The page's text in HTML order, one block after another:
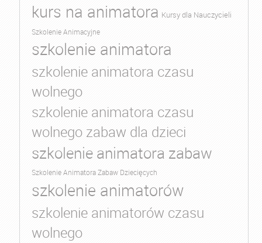
kurs na animatora Kursy dla Nauczycieli
Szkolenie Animacyjne
szkolenie animatora
szkolenie animatora czasu
wolnego
szkolenie animatora czasu
wolnego zabaw dla dzieci
szkolenie animatora zabaw
Szkolenie Animatora Zabaw Dziecięcych
szkolenie animatorów
szkolenie animatorów czasu
wolnego